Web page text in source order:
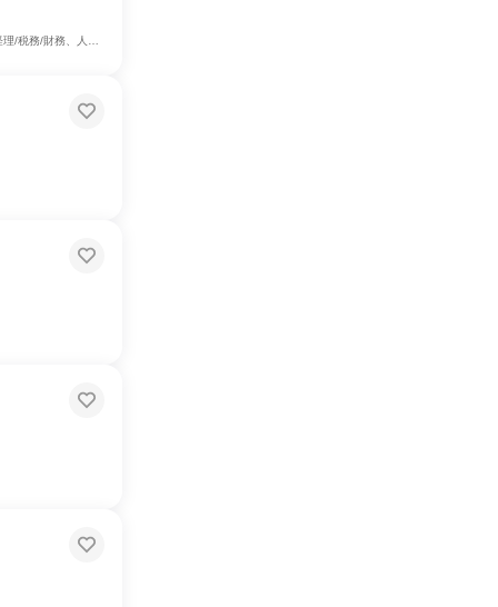
イティブ/デザイン職